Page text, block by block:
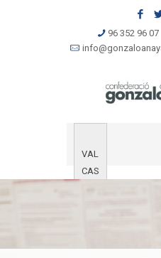
96 352 96 07
VAL
CAS